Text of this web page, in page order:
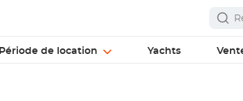
Période de location Yachts